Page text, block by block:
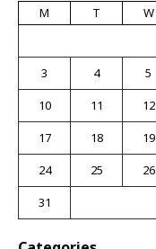
M
T W
3
4 5
10
11 12
17
18 19
24
25 26
31